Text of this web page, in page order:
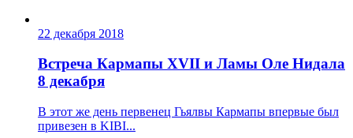
22 декабря 2018
Встреча Кармапы XVII и Ламы Оле Нидала
8 декабря
В этот же день первенец Гьялвы Кармапы впервые был
привезен в KIBI...